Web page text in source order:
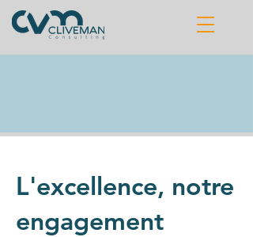
L'excellence, notre
engagement